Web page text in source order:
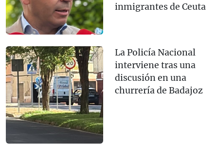
inmigrantes de Ceuta
La Policía Nacional
interviene tras una
discusión en una
churrería de Badajoz